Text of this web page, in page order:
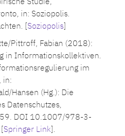
in: Soziopolis.
[Soziopolis]
Pittroff, Fabian (2018):
in Informationskollektiven.
im
in:
Hansen (Hg.): Die
Datenschutzes,
DOI 10.1007/978-3-
Springer Link].